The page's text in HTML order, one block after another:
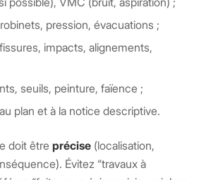
pression, évacuations ;
impacts, alignements,
seuils, peinture, faïence ;
plan et à la notice descriptive.
doit être précise(localisation,
Évitez “travaux à